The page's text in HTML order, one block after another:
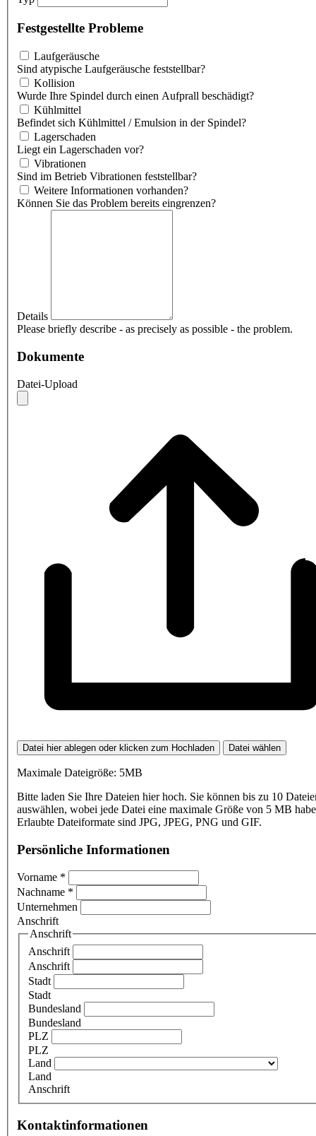
Festgestellte Probleme
Laufgeräusche
Sind atypische Laufgeräusche feststellbar?
Kollision
Wurde Ihre Spindel durch einen Aufprall beschädigt?
Kühlmittel
Befindet sich Kühlmittel / Emulsion in der Spindel?
Lagerschaden
Liegt ein Lagerschaden vor?
Vibrationen
Sind im Betrieb Vibrationen feststellbar?
Weitere Informationen vorhanden?
Können Sie das Problem bereits eingrenzen?
Details
Please briefly describe - as precisely as possible - the problem.
Dokumente
Datei-Upload
Datei hier ablegen oder klicken zum Hochladen Datei wählen
Maximale Dateigröße: 5MB
Bitte laden Sie Ihre Dateien hier hoch. Sie können bis zu 10
auswählen, wobei jede Datei eine maximale Größe von 5 MB
Erlaubte Dateiformate sind JPG, JPEG, PNG und GIF.
Persönliche Informationen
Vorname *
Nachname *
Unternehmen
Anschrift
Anschrift
Anschrift
Anschrift
Stadt
Stadt
Bundesland
Bundesland
PLZ
PLZ
Land
Land
Anschrift
Kontaktinformationen